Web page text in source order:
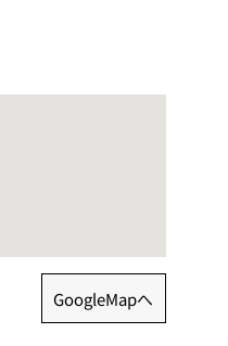
GoogleMapへ